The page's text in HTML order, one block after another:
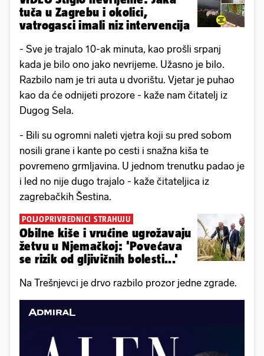
tuča u Zagrebu i okolici,
vatrogasci imali niz intervencija
- Sve je trajalo 10-ak minuta, kao prošli srpanj
kada je bilo ono jako nevrijeme. Užasno je bilo.
Razbilo nam je tri auta u dvorištu. Vjetar je puhao
kao da će odnijeti prozore - kaže nam čitatelj iz
Dugog Sela.
- Bili su ogromni naleti vjetra koji su pred sobom
nosili grane i kante po cesti i snažna kiša te
povremeno grmljavina. U jednom trenutku padao je
i led no nije dugo trajalo - kaže čitateljica iz
zagrebačkih Šestina.
POLJOPRIVREDNICI STRAHUJU
Obilne kiše i vrućine ugrožavaju
žetvu u Njemačkoj: 'Povećava
se rizik od gljivičnih bolesti...'
Na Trešnjevci je drvo razbilo prozor jedne zgrade.